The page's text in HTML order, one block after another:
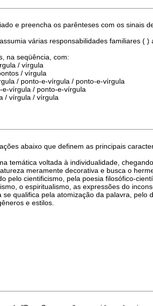
e preencha os parênteses com os sinais
várias responsabilidades familiares
na seqüência, com:
/ vírgula
/ vírgula
/ ponto-e-vírgula / ponto-e-vírgula
vírgula / ponto-e-vírgula
/ vírgula / vírgula
abaixo que definem as principais
temática voltada à individualidade,
meramente decorativa e busca o
pelo cientificismo, pela poesia filosófico-
o espiritualismo, as expressões do
se qualifica pela atomização da palavra,
e estilos.